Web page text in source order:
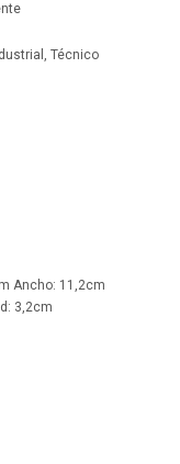
Técnico
Ancho: 11,2cm
3,2cm